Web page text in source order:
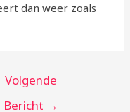
dan weer zoals
Volgende
Bericht →